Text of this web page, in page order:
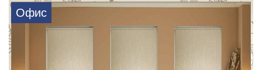
Офис